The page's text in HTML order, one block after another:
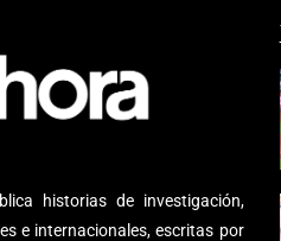
historias de investigación,
e internacionales, escritas por